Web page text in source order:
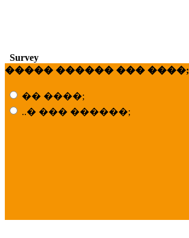
Survey
����� ������ ��� ����;
�� ����;
..� ��� ������;